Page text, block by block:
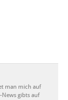
man mich auf
News gibts auf